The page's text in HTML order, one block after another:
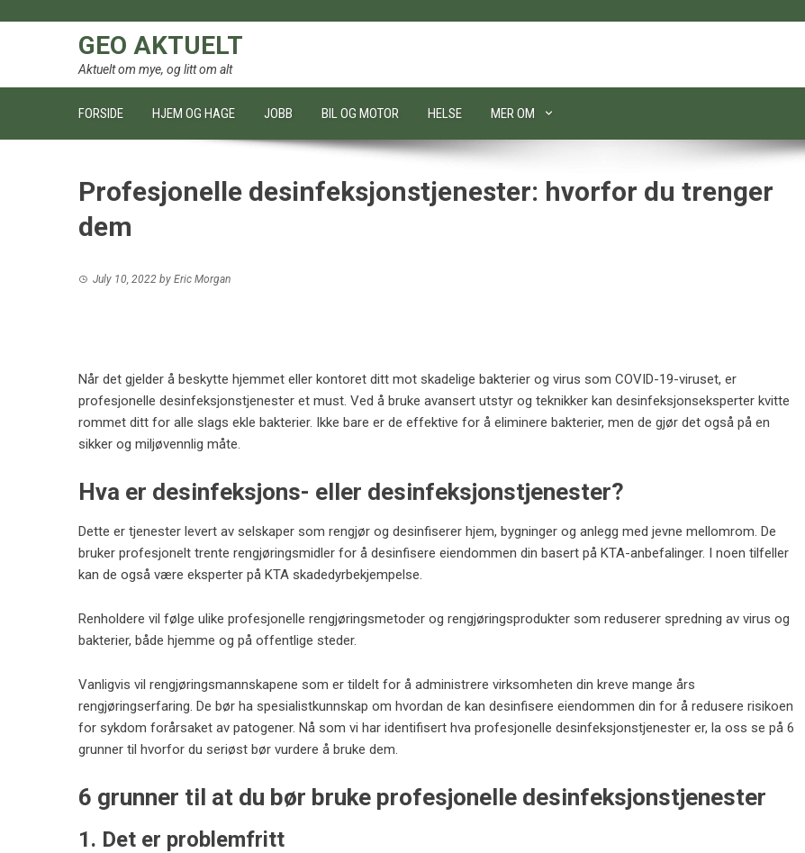
GEO AKTUELT
Aktuelt om mye, og litt om alt
FORSIDE HJEM OG HAGE JOBB BIL OG MOTOR HELSE MER OM
Profesjonelle desinfeksjonstjenester: hvorfor du trenger
dem
July 10, 2022 by Eric Morgan
Når det gjelder å beskytte hjemmet eller kontoret ditt mot skadelige bakterier og virus som COVID-19-viruset, er
profesjonelle desinfeksjonstjenester et must. Ved å bruke avansert utstyr og teknikker kan desinfeksjonseksperter kvitte
rommet ditt for alle slags ekle bakterier. Ikke bare er de effektive for å eliminere bakterier, men de gjør det også på en
sikker og miljøvennlig måte.
Hva er desinfeksjons- eller desinfeksjonstjenester?
Dette er tjenester levert av selskaper som rengjør og desinfiserer hjem, bygninger og anlegg med jevne mellomrom. De
bruker profesjonelt trente rengjøringsmidler for å desinfisere eiendommen din basert på KTA-anbefalinger. I noen tilfeller
kan de også være eksperter på KTA skadedyrbekjempelse.
Renholdere vil følge ulike profesjonelle rengjøringsmetoder og rengjøringsprodukter som reduserer spredning av virus og
bakterier, både hjemme og på offentlige steder.
Vanligvis vil rengjøringsmannskapene som er tildelt for å administrere virksomheten din kreve mange års
rengjøringserfaring. De bør ha spesialistkunnskap om hvordan de kan desinfisere eiendommen din for å redusere risikoen
for sykdom forårsaket av patogener. Nå som vi har identifisert hva profesjonelle desinfeksjonstjenester er, la oss se på 6
grunner til hvorfor du seriøst bør vurdere å bruke dem.
6 grunner til at du bør bruke profesjonelle desinfeksjonstjenester
1. Det er problemfritt